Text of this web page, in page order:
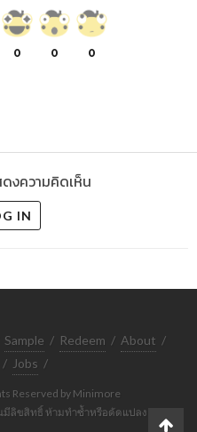
0 0 0
ดงความคิดเห็น
IN
Sample / Redeem / About /
/ Jobs /
Reserved by Minimore
มีลิขสิทธิ์ ห้ามทำซ้ำหรือดัดแปลง